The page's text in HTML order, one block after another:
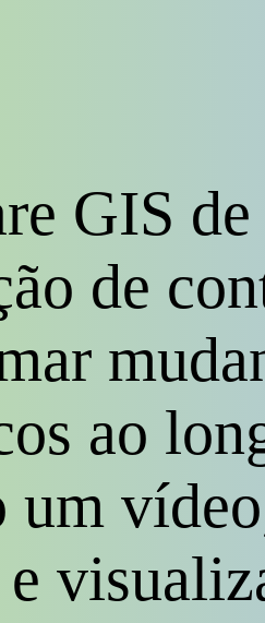
GIS
de
ao